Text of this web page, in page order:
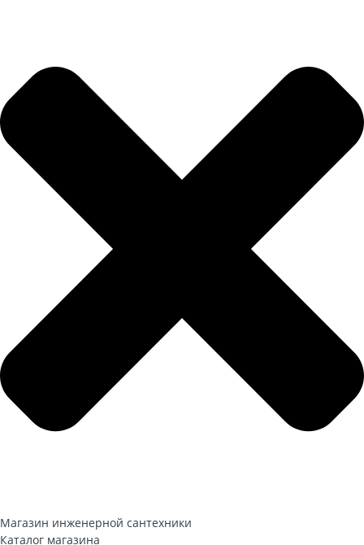
Магазин инженерной сантехники
Каталог магазина